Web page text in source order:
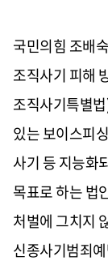
국민의힘 조배
조직사기 피해
조직사기특별
있는 보이스피
사기 등 지능화
목표로 하는 법
처벌에 그치지
신종사기범죄